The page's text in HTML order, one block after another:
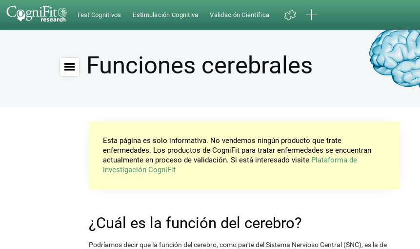
Test Cognitivos Estimulación Cognitiva Validación Científica
Funciones cerebrales
Esta página es solo informativa. No vendemos ningún producto que trate
enfermedades. Los productos de CogniFit para tratar enfermedades se encuentran
actualmente en proceso de validación. Si está interesado visite Plataforma de
investigación CogniFit
¿Cuál es la función del cerebro?
Podríamos decir que la función del cerebro, como parte del Sistema Nervioso Central (SNC), es la de